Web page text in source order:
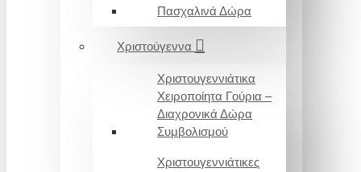
Πασχαλινά Δώρα
Χριστούγεννα
Χριστουγεννιάτικα
Χειροποίητα Γούρια –
Διαχρονικά Δώρα
Συμβολισμού
Χριστουγεννιάτικες